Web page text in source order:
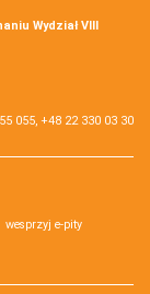
Wydział VIII
055, +48 22 330 03 30
wesprzyj e-pity